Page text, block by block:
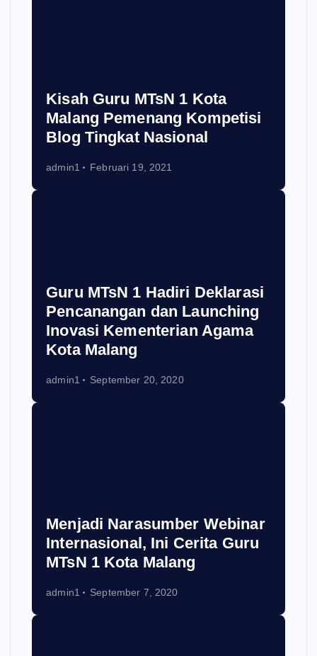
Kisah Guru MTsN 1 Kota
Malang Pemenang Kompetisi
Blog Tingkat Nasional
admin1 Februari 19, 2021
Guru MTsN 1 Hadiri Deklarasi
Pencanangan dan Launching
Inovasi Kementerian Agama
Kota Malang
admin1 September 20, 2020
Menjadi Narasumber Webinar
Internasional, Ini Cerita Guru
MTsN 1 Kota Malang
admin1 September 7, 2020